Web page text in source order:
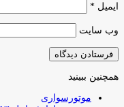
ایمیل *
وب‌ سایت
همچنین ببینید
موتورسواری